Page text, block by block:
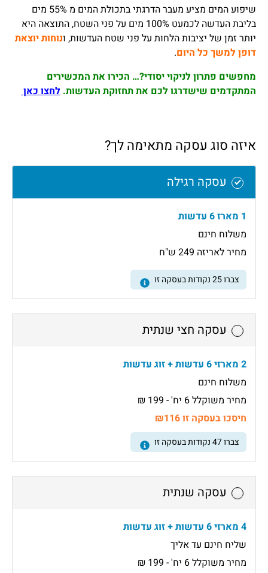
שיפוע המים מציע מעבר הדרגתי בתכולת המים מ 55% מים
בליבת העדשה לכמעט 100% מים על פני השטח, התוצאה היא
יותר זמן של יציבות הלחות על פני שטח העדשות, ונוחות יוצאת
דופן למשך כל היום.
מחפשים פתרון לניקוי יסודי?… הכירו את המכשירים
המתקדמים שישדרגו לכם את תחזוקת העדשות. לחצו כאן
איזה סוג עסקה מתאימה לך?
עסקה רגילה
1 מארז 6 עדשות
משלוח חינם
מחיר לאריזה 249 ש"ח
צברו25נקודות בעסקה זו
עסקה חצי שנתית
2 מארזי 6 עדשות + זוג עדשות
משלוח חינם
מחיר משוקלל 6 יח' - 199 ₪
חיסכו בעסקה זו ₪116
צברו47נקודות בעסקה זו
עסקה שנתית
4 מארזי 6 עדשות + זוג עדשות
שליח חינם עד אליך
מחיר משוקלל 6 יח' - 199 ₪